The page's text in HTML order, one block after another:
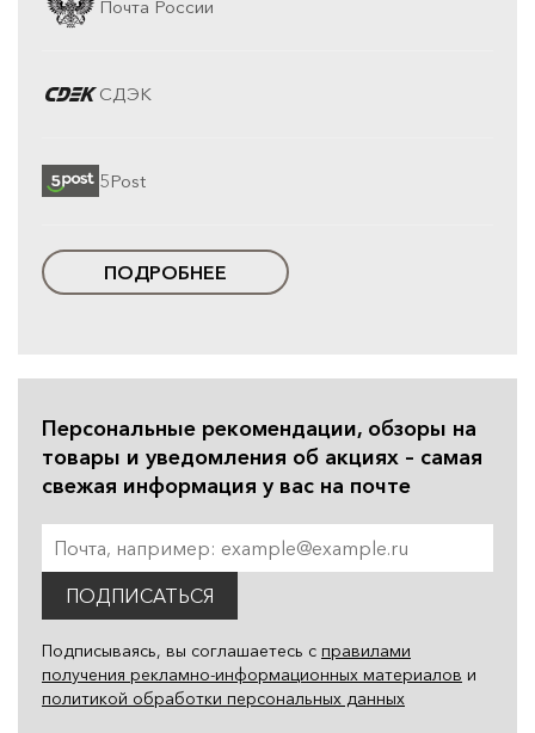
Почта России
СДЭК
5Post
ПОДРОБНЕЕ
Персональные рекомендации, обзоры на
товары и уведомления об акциях – самая
свежая информация у вас на почте
ПОДПИСАТЬСЯ
Подписываясь, вы соглашаетесь с правилами
получения рекламно-информационных материалов и
политикой обработки персональных данных